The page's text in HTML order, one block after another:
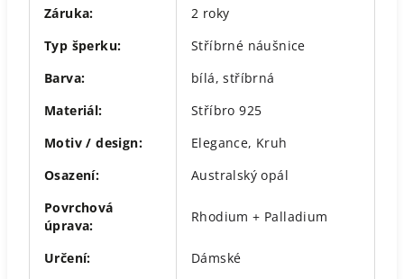
Záruka:
2 roky
Typ šperku:
Stříbrné náušnice
Barva:
bílá, stříbrná
Materiál:
Stříbro 925
Motiv / design: Elegance, Kruh
Osazení:
Australský opál
Povrchová
úprava:
Rhodium + Palladium
Určení:
Dámské